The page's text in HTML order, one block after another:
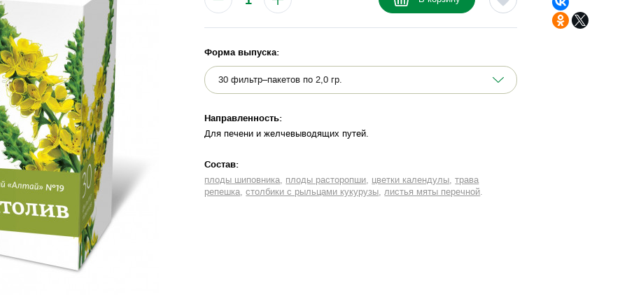
Форма выпуска:
Направленность:
Для печени и желчевыводящих путей
Cостав:
плоды шиповника плоды расторопши цветки календулы трава
репешка столбики с рыльцами кукурузы листья мяты перечной